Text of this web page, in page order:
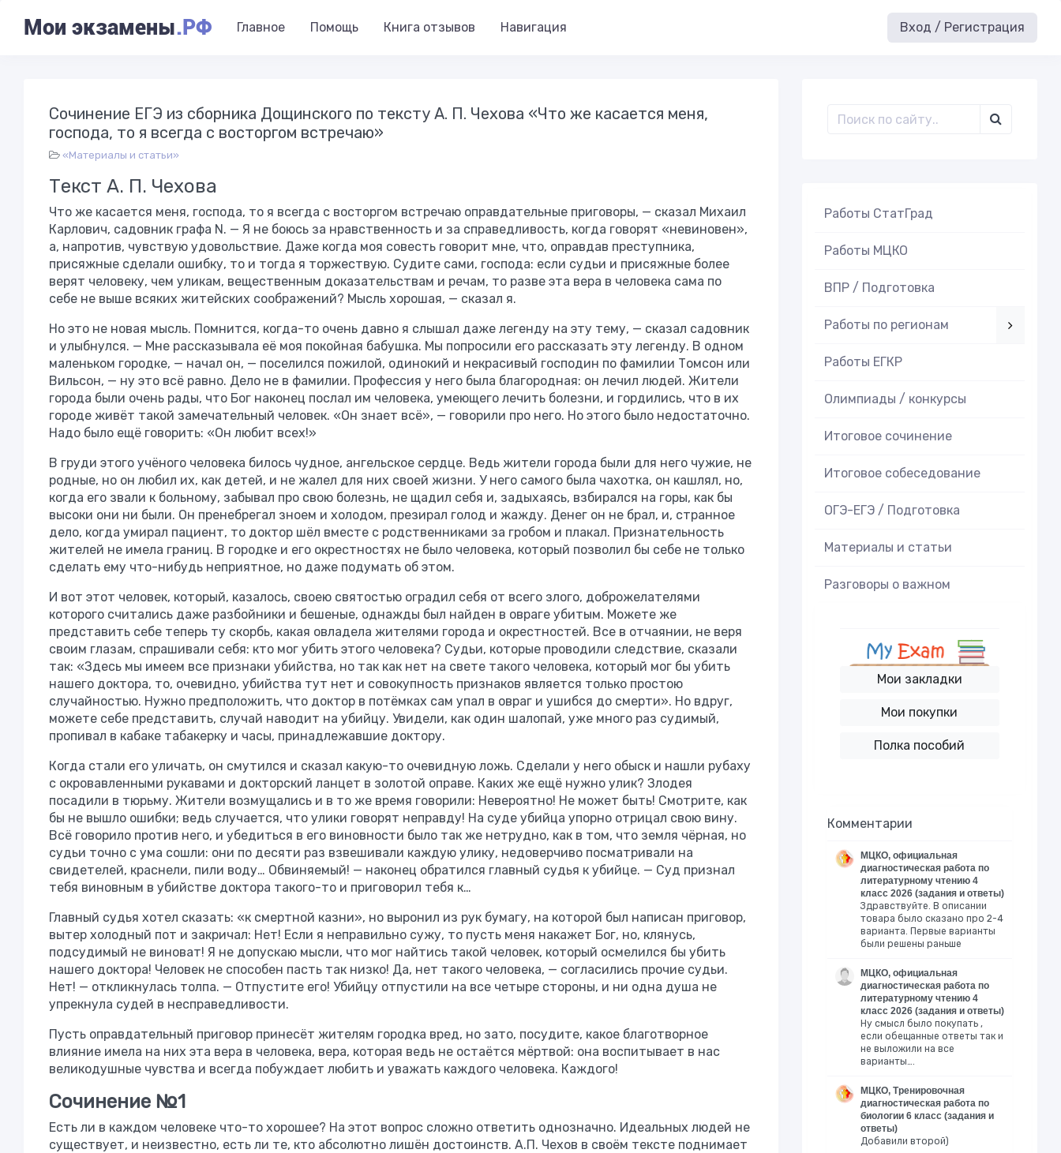
Мои экзамены.РФ Главное Помощь Книга отзывов Навигация Вход / Регистрация
Сочинение ЕГЭ из сборника Дощинского по тексту А. П. Чехова «Что же касается меня,
господа, то я всегда с восторгом встречаю»
«Материалы и статьи»
Текст А. П. Чехова
Что же касается меня, господа, то я всегда с восторгом встречаю оправдательные приговоры, — сказал Михаил
Карлович, садовник графа N. — Я не боюсь за нравственность и за справедливость, когда говорят «невиновен»,
а, напротив, чувствую удовольствие. Даже когда моя совесть говорит мне, что, оправдав преступника,
присяжные сделали ошибку, то и тогда я торжествую. Судите сами, господа: если судьи и присяжные более
верят человеку, чем уликам, вещественным доказательствам и речам, то разве эта вера в человека сама по
себе не выше всяких житейских соображений? Мысль хорошая, — сказал я.
Но это не новая мысль. Помнится, когда-то очень давно я слышал даже легенду на эту тему, — сказал садовник
и улыбнулся. — Мне рассказывала её моя покойная бабушка. Мы попросили его рассказать эту легенду. В одном
маленьком городке, — начал он, — поселился пожилой, одинокий и некрасивый господин по фамилии Томсон или
Вильсон, — ну это всё равно. Дело не в фамилии. Профессия у него была благородная: он лечил людей. Жители
города были очень рады, что Бог наконец послал им человека, умеющего лечить болезни, и гордились, что в их
городе живёт такой замечательный человек. «Он знает всё», — говорили про него. Но этого было недостаточно.
Надо было ещё говорить: «Он любит всех!»
В груди этого учёного человека билось чудное, ангельское сердце. Ведь жители города были для него чужие, не
родные, но он любил их, как детей, и не жалел для них своей жизни. У него самого была чахотка, он кашлял, но,
когда его звали к больному, забывал про свою болезнь, не щадил себя и, задыхаясь, взбирался на горы, как бы
высоки они ни были. Он пренебрегал зноем и холодом, презирал голод и жажду. Денег он не брал, и, странное
дело, когда умирал пациент, то доктор шёл вместе с родственниками за гробом и плакал. Признательность
жителей не имела границ. В городке и его окрестностях не было человека, который позволил бы себе не только
сделать ему что-нибудь неприятное, но даже подумать об этом.
И вот этот человек, который, казалось, своею святостью оградил себя от всего злого, доброжелателями
которого считались даже разбойники и бешеные, однажды был найден в овраге убитым. Можете же
представить себе теперь ту скорбь, какая овладела жителями города и окрестностей. Все в отчаянии, не веря
своим глазам, спрашивали себя: кто мог убить этого человека? Судьи, которые проводили следствие, сказали
так: «Здесь мы имеем все признаки убийства, но так как нет на свете такого человека, который мог бы убить
нашего доктора, то, очевидно, убийства тут нет и совокупность признаков является только простою
случайностью. Нужно предположить, что доктор в потёмках сам упал в овраг и ушибся до смерти». Но вдруг,
можете себе представить, случай наводит на убийцу. Увидели, как один шалопай, уже много раз судимый,
пропивал в кабаке табакерку и часы, принадлежавшие доктору.
Когда стали его уличать, он смутился и сказал какую-то очевидную ложь. Сделали у него обыск и нашли рубаху
с окровавленными рукавами и докторский ланцет в золотой оправе. Каких же ещё нужно улик? Злодея
посадили в тюрьму. Жители возмущались и в то же время говорили: Невероятно! Не может быть! Смотрите, как
бы не вышло ошибки; ведь случается, что улики говорят неправду! На суде убийца упорно отрицал свою вину.
Всё говорило против него, и убедиться в его виновности было так же нетрудно, как в том, что земля чёрная, но
судьи точно с ума сошли: они по десяти раз взвешивали каждую улику, недоверчиво посматривали на
свидетелей, краснели, пили воду… Обвиняемый! — наконец обратился главный судья к убийце. — Суд признал
тебя виновным в убийстве доктора такого-то и приговорил тебя к…
Главный судья хотел сказать: «к смертной казни», но выронил из рук бумагу, на которой был написан приговор,
вытер холодный пот и закричал: Нет! Если я неправильно сужу, то пусть меня накажет Бог, но, клянусь,
подсудимый не виноват! Я не допускаю мысли, что мог найтись такой человек, который осмелился бы убить
нашего доктора! Человек не способен пасть так низко! Да, нет такого человека, — согласились прочие судьи.
Нет! — откликнулась толпа. — Отпустите его! Убийцу отпустили на все четыре стороны, и ни одна душа не
упрекнула судей в несправедливости.
Пусть оправдательный приговор принесёт жителям городка вред, но зато, посудите, какое благотворное
влияние имела на них эта вера в человека, вера, которая ведь не остаётся мёртвой: она воспитывает в нас
великодушные чувства и всегда побуждает любить и уважать каждого человека. Каждого!
Сочинение №1
Есть ли в каждом человеке что-то хорошее? На этот вопрос сложно ответить однозначно. Идеальных людей не
существует, и неизвестно, есть ли те, кто абсолютно лишён достоинств. А.П. Чехов в своём тексте поднимает
Работы СтатГрад
Работы МЦКО
ВПР / Подготовка
Работы по регионам
Работы ЕГКР
Олимпиады / конкурсы
Итоговое cочинение
Итоговое cобеседование
ОГЭ-ЕГЭ / Подготовка
Материалы и статьи
Разговоры о важном
Мои закладки
Мои покупки
Полка пособий
Комментарии
МЦКО, официальная
диагностическая работа по
литературному чтению 4
класс 2026 (задания и ответы)
Здравствуйте. В описании
товара было сказано про 2-4
варианта. Первые варианты
были решены раньше
МЦКО, официальная
диагностическая работа по
литературному чтению 4
класс 2026 (задания и ответы)
Ну смысл было покупать ,
если обещанные ответы так и
не выложили на все
варианты….
МЦКО, Тренировочная
диагностическая работа по
биологии 6 класс (задания и
ответы)
Добавили второй)